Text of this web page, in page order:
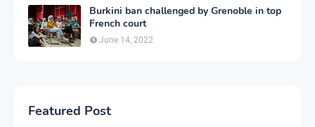
Burkini ban challenged by Grenoble in top
French court
June 14, 2022
Featured Post